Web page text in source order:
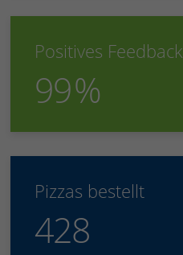
Positives Feedback
99%
Pizzas bestellt
428